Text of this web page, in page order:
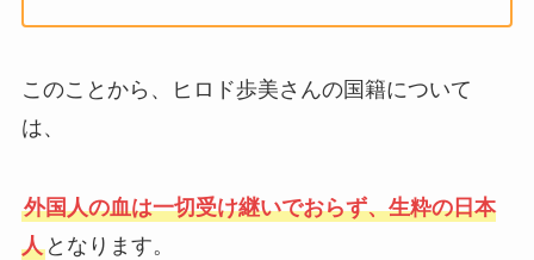
このことから、ヒロド歩美さんの国籍について
は、
外国人の血は一切受け継いでおらず、生粋の日本
人となります。